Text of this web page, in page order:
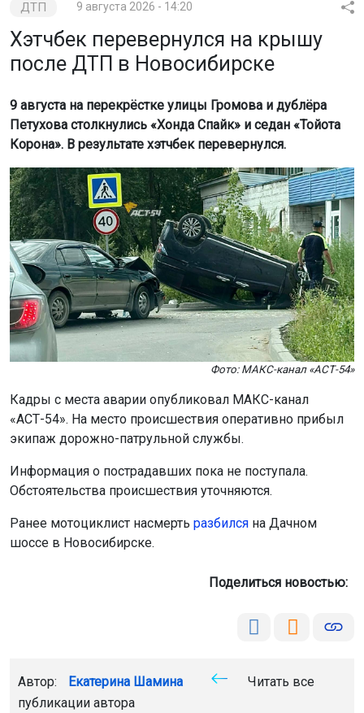
ДТП 9 августа 2026 - 14:20
Хэтчбек перевернулся на крышу
после ДТП в Новосибирске
9 августа на перекрёстке улицы Громова и дублёра
Петухова столкнулись «Хонда Спайк» и седан «Тойота
Корона». В результате хэтчбек перевернулся.
Фото: МАКС-канал «АСТ-54»
Кадры с места аварии опубликовал МАКС-канал
«АСТ-54». На место происшествия оперативно прибыл
экипаж дорожно-патрульной службы.
Информация о пострадавших пока не поступала.
Обстоятельства происшествия уточняются.
Ранее мотоциклист насмерть разбился на Дачном
шоссе в Новосибирске.
Поделиться новостью:
Автор: Екатерина Шамина
Читать все
публикации автора